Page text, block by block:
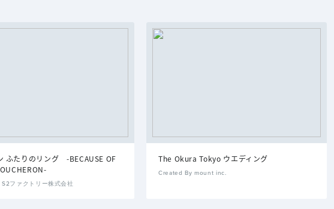
ふたりのリング -BECAUSE OF
ファクトリー株式会社
The Okura Tokyo ウエディング
Created By mount inc.